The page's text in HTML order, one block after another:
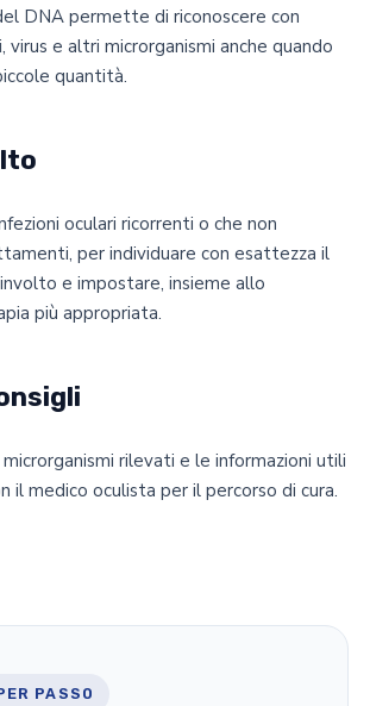
DNA permette di riconoscere con
e altri microrganismi anche quando
quantità.
oculari ricorrenti o che non
per individuare con esattezza il
e impostare, insieme allo
più appropriata.
rilevati e le informazioni utili
il medico oculista per il percorso di cura.
PASSO